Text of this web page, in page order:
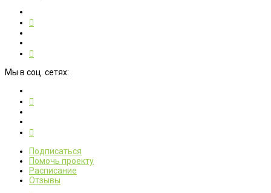
Мы в соц. сетях:
Подписаться
Помочь проекту
Расписание
Отзывы